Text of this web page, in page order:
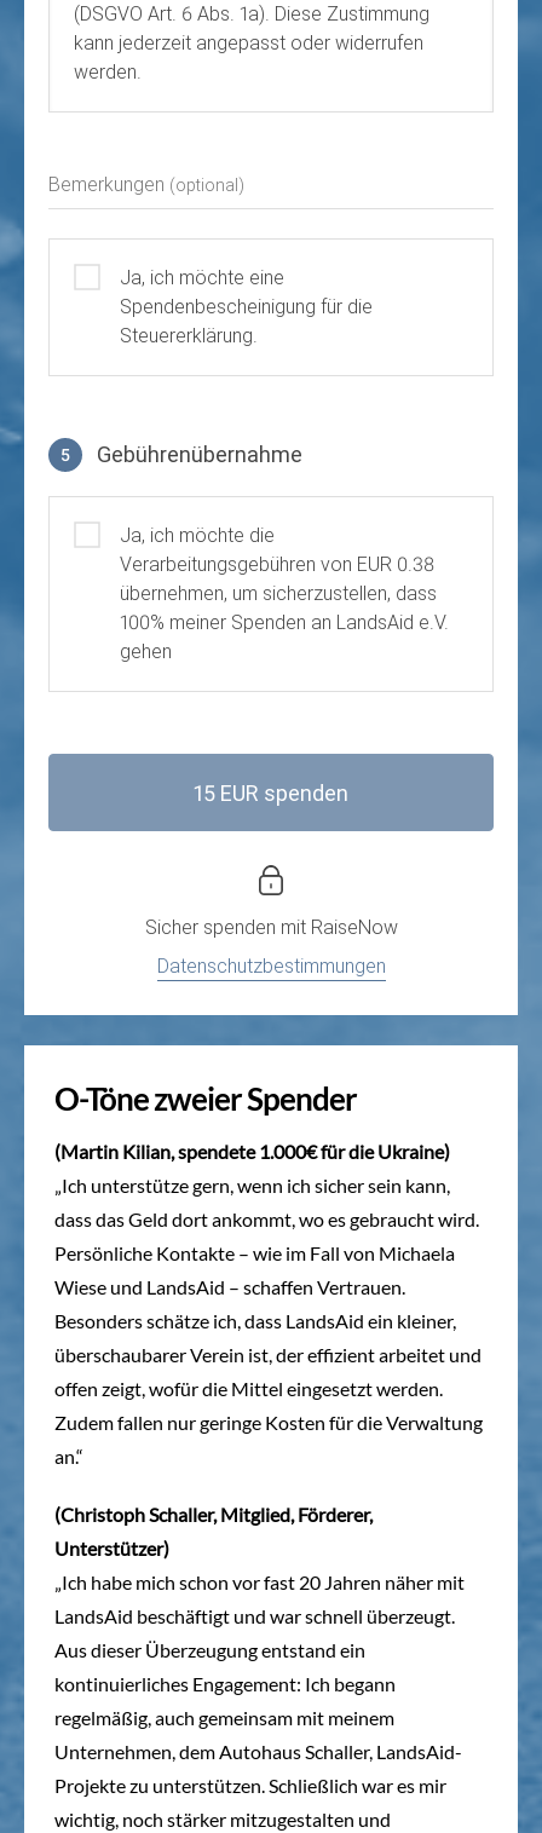
(DSGVO Art. 6 Abs. 1a). Diese Zustimmung
kann jederzeit angepasst oder widerrufen
werden.
Bemerkungen (optional)
Ja, ich möchte eine
Spendenbescheinigung für die
Steuererklärung.
5 Gebührenübernahme
Ja, ich möchte die
Verarbeitungsgebühren von EUR 0.38
übernehmen, um sicherzustellen, dass
100% meiner Spenden an LandsAid e.V.
gehen
15 EUR spenden
Sicher spenden mit RaiseNow
Datenschutzbestimmungen
O-Töne zweier Spender
(Martin Kilian, spendete 1.000€ für die Ukraine)
„Ich unterstütze gern, wenn ich sicher sein kann,
dass das Geld dort ankommt, wo es gebraucht wird.
Persönliche Kontakte – wie im Fall von Michaela
Wiese und LandsAid – schaffen Vertrauen.
Besonders schätze ich, dass LandsAid ein kleiner,
überschaubarer Verein ist, der effizient arbeitet und
offen zeigt, wofür die Mittel eingesetzt werden.
Zudem fallen nur geringe Kosten für die Verwaltung
an.“
(Christoph Schaller, Mitglied, Förderer,
Unterstützer)
„Ich habe mich schon vor fast 20 Jahren näher mit
LandsAid beschäftigt und war schnell überzeugt.
Aus dieser Überzeugung entstand ein
kontinuierliches Engagement: Ich begann
regelmäßig, auch gemeinsam mit meinem
Unternehmen, dem Autohaus Schaller, LandsAid-
Projekte zu unterstützen. Schließlich war es mir
wichtig, noch stärker mitzugestalten und